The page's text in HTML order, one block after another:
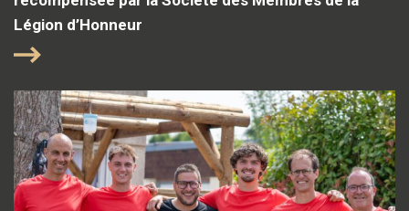
Légion d’Honneur